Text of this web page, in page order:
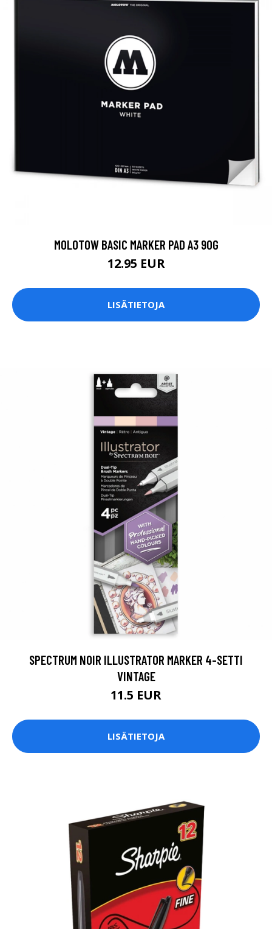
MOLOTOW BASIC MARKER PAD A3 90G
12.95 EUR
LISÄTIETOJA
SPECTRUM NOIR ILLUSTRATOR MARKER 4-SETTI
VINTAGE
11.5 EUR
LISÄTIETOJA